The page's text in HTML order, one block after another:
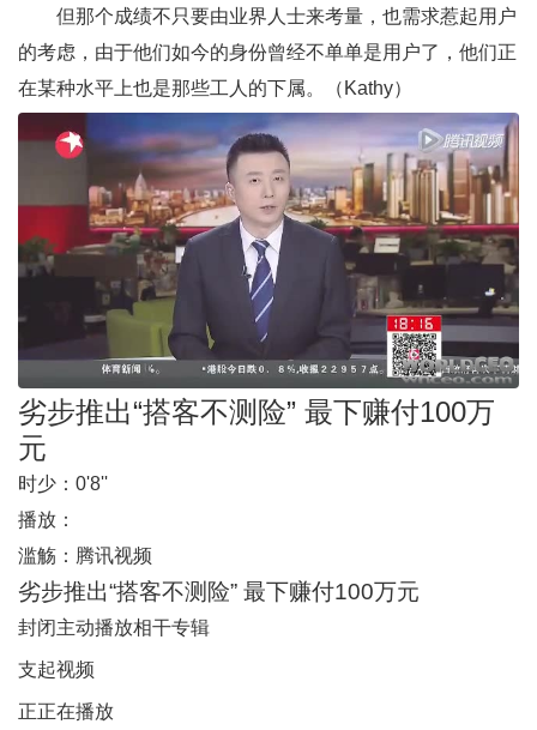
但那个成绩不只要由业界人士来考量，也需求惹起用户
的考虑，由于他们如今的身份曾经不单单是用户了，他们正
在某种水平上也是那些工人的下属。（Kathy）
劣步推出“搭客不测险” 最下赚付100万
元
时少： 0'8''
播放：
滥觞： 腾讯视频
劣步推出“搭客不测险” 最下赚付100万元
封闭主动播放相干专辑
支起视频
正正在播放